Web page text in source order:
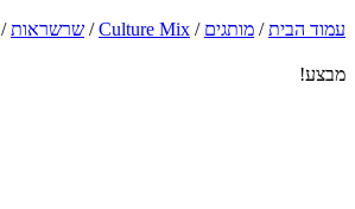
עמוד הבית/ מותגים /
Culture Mix
/ שרשראות/
מבצע!